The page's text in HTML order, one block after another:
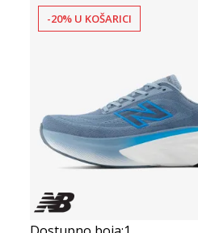
-20% U KOŠARICI